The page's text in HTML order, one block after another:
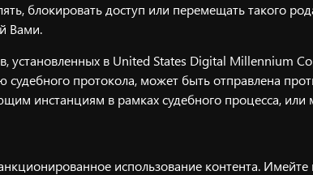
блокировать доступ или перемещать такого
Вами.
установленных в United States Digital Millennium
судебного протокола, может быть отправлена
инстанциям в рамках судебного процесса,
использование контента.